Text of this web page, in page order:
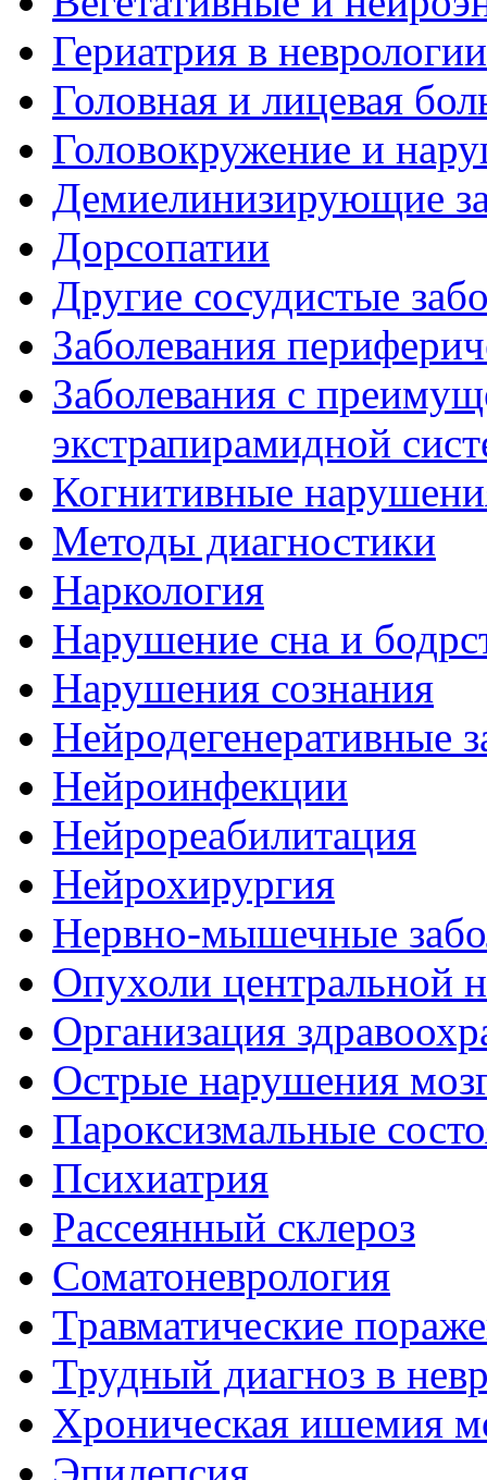
Гериатрия в неврологии
Головная и лицевая
Головокружение и
Демиелинизирующие
Дорсопатии
Другие сосудистые
Заболевания
Заболевания с
экстрапирамидной
Когнитивные
Методы диагностики
Наркология
Нарушение сна и
Нарушения сознания
Нейродегенеративные
Нейроинфекции
Нейрореабилитация
Нейрохирургия
Нервно-мышечные
Опухоли центральной
Организация
Острые нарушения
Пароксизмальные
Психиатрия
Рассеянный склероз
Соматоневрология
Травматические
Трудный диагноз в
Хроническая ишемия